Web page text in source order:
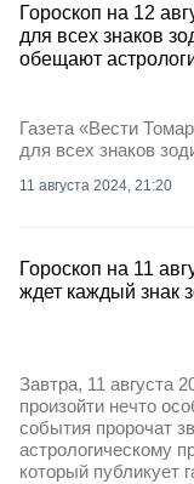
Гороскоп на 12
для всех знаков
обещают
Газета «Вести
для всех знаков
11 августа 2024, 21:20
Гороcкоп на 11
ждет каждый знак
Завтра, 11 августа
произойти нечто
события пророчат
астрологическому
который публикует